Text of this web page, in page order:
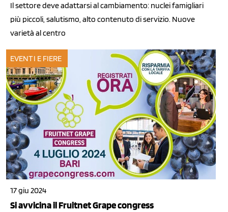
Il settore deve adattarsi al cambiamento: nuclei famigliari
più piccoli, salutismo, alto contenuto di servizio. Nuove
varietà al centro
EVENTI E FIERE
17 giu 2024
Si avvicina il Fruitnet Grape congress